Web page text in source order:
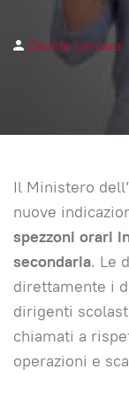
Davide Lercara
Il Ministero
nuove
spezzoni orari
secondaria. Le
direttamente i
dirigenti
chiamati a
operazioni e